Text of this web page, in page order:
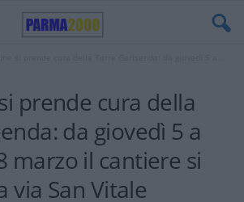
prende cura della
da giovedì 5 a
marzo il cantiere si
via San Vitale